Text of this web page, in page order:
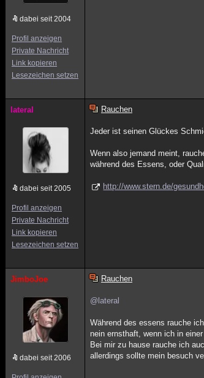
dabei seit 2004
Profil anzeigen
Private Nachricht
Link kopieren
Lesezeichen setzen
lateral
dabei seit 2005
Profil anzeigen
Private Nachricht
Link kopieren
Lesezeichen setzen
Rauchen
Jeder ist seinen Glückes
Wenn also jemand meint,
während des Essens, oder
http://www.stern.de/
JimboJoe
dabei seit 2006
Rauchen
@lateral
Während des essens rauche
nein ernsthaft, wenn ich in
Bei mir zu hause rauche ich
allerdings sollte mein besuch